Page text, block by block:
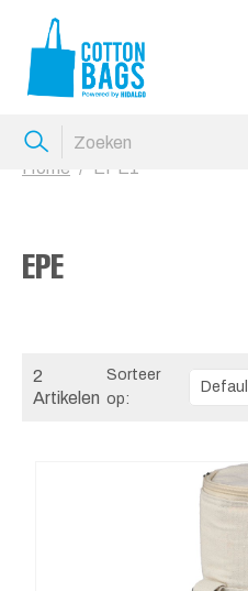
Home EPE1
EPE
2
Artikelen
Sorteer
op: